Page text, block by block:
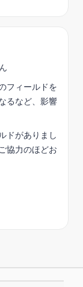
フィールドを
るなど、影響
ドがありまし
協力のほどお